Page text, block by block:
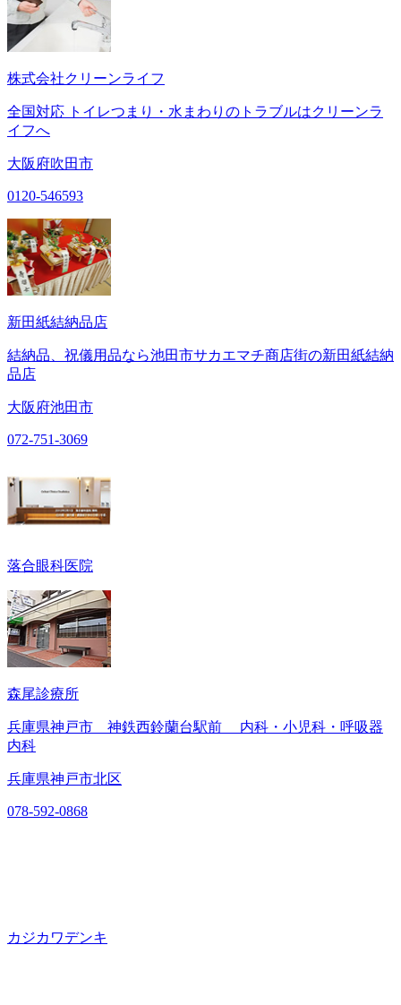
株式会社クリーンライフ
全国対応 トイレつまり・水まわりのトラブルはクリーンラ
イフへ
大阪府吹田市
0120-546593
新田紙結納品店
結納品、祝儀用品なら池田市サカエマチ商店街の新田紙結納
品店
大阪府池田市
072-751-3069
落合眼科医院
森尾診療所
兵庫県神戸市 神鉄西鈴蘭台駅前 内科・小児科・呼吸器
内科
兵庫県神戸市北区
078-592-0868
カジカワデンキ